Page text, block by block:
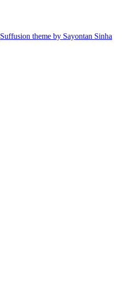
Suffusion theme by Sayontan Sinha